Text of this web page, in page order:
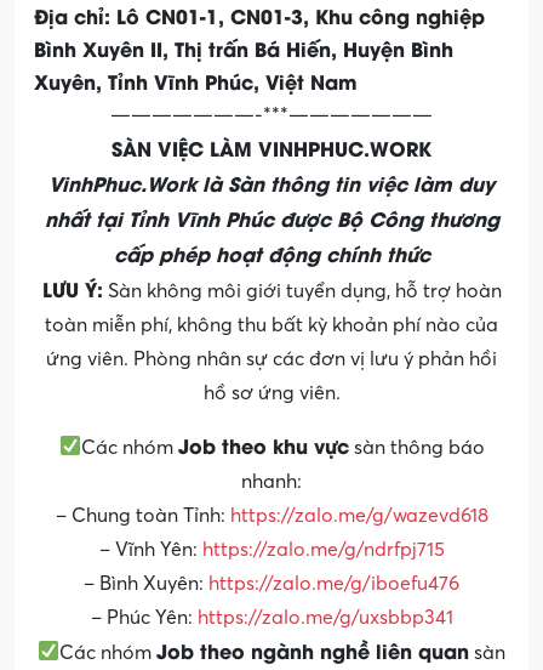
Địa chỉ: Lô CN01-1, CN01-3, Khu công nghiệp
Bình Xuyên II, Thị trấn Bá Hiến, Huyện Bình
Xuyên, Tỉnh Vĩnh Phúc, Việt Nam
———————-***———————
SÀN VIỆC LÀM VINHPHUC.WORK
VinhPhuc.Work là Sàn thông tin việc làm duy
nhất tại Tỉnh Vĩnh Phúc được Bộ Công thương
cấp phép hoạt động chính thức
LƯU Ý: Sàn không môi giới tuyển dụng, hỗ trợ hoàn
toàn miễn phí, không thu bất kỳ khoản phí nào của
ứng viên. Phòng nhân sự các đơn vị lưu ý phản hồi
hồ sơ ứng viên.
Các nhóm Job theo khu vựcsàn thông báo
nhanh:
– Chung toàn Tỉnh: https://zalo.me/g/wazevd618
– Vĩnh Yên: https://zalo.me/g/ndrfpj715
– Bình Xuyên: https://zalo.me/g/iboefu476
– Phúc Yên: https://zalo.me/g/uxsbbp341
Các nhómJob theo ngành nghề liên quan sàn